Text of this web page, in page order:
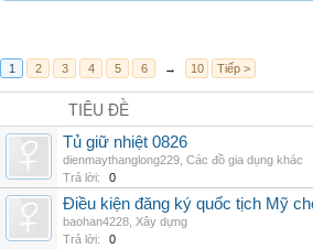
1 2 3 4 5 6 → 10 Tiếp >
TIÊU ĐỀ
Tủ giữ nhiệt 0826
dienmaythanglong229 Các đồ gia dụng khác
Trả lời:
0
Điều kiện đăng ký quốc tịch Mỹ
baohan4228 Xây dựng
Trả lời:
0